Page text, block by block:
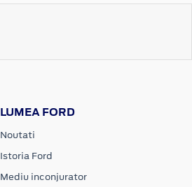
LUMEA FORD
Noutati
Istoria Ford
Mediu inconjurator